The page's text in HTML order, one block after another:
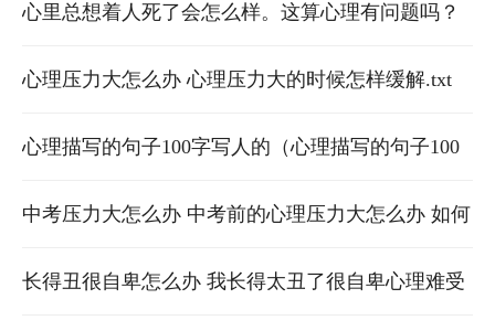
心里总想着人死了会怎么样。这算心理有问题吗？
心理压力大怎么办 心理压力大的时候怎样缓解.txt
心理描写的句子100字写人的（心理描写的句子100
字一200字）
中考压力大怎么办 中考前的心理压力大怎么办 如何
调整.txt
长得丑很自卑怎么办 我长得太丑了很自卑心理难受